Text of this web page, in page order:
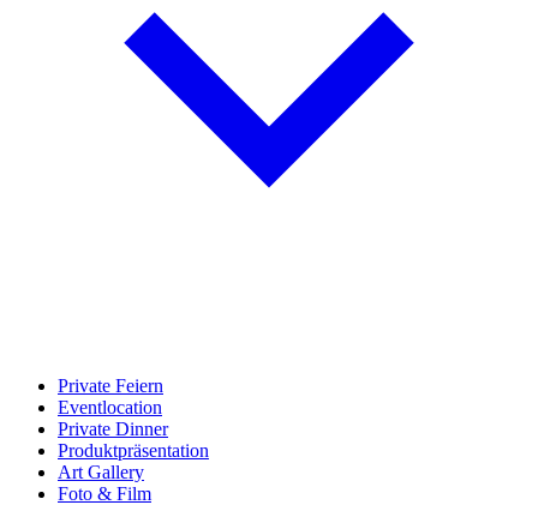
Private Feiern
Eventlocation
Private Dinner
Produktpräsentation
Art Gallery
Foto & Film